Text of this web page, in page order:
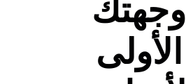
وجهتك
الأولى